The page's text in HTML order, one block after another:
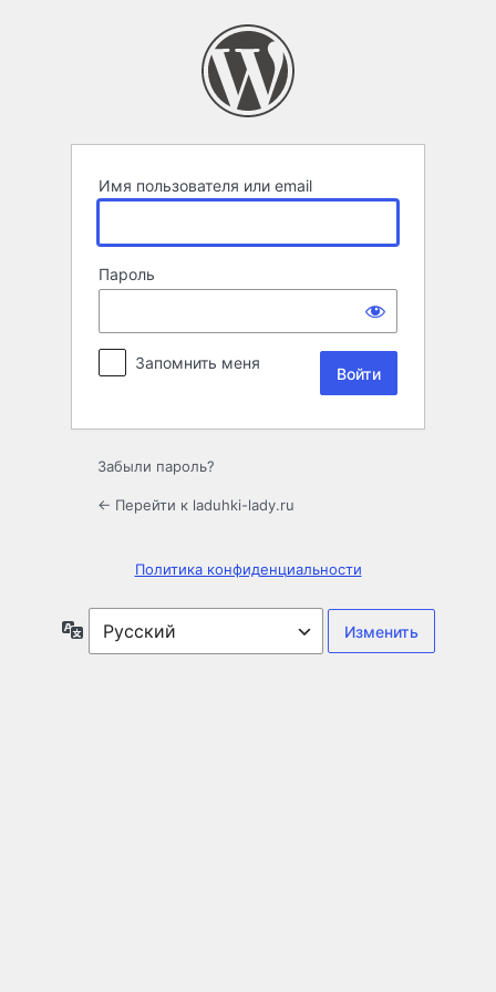
Имя пользователя или email
Пароль
Запомнить меня
Забыли пароль?
← Перейти к laduhki-lady.ru
Политика конфиденциальности
Язык